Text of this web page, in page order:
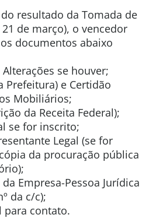
resultado da Tomada de
de março), o vencedor
documentos abaixo
se houver;
Prefeitura) e Certidão
Mobiliários;
da Receita Federal);
se for inscrito;
Legal (se for
da procuração pública
Empresa-Pessoa Jurídica
da c/c);
para contato.